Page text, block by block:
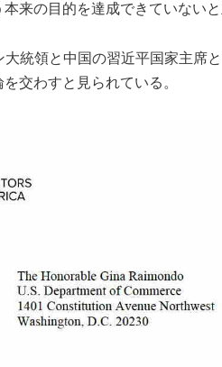
来の目的を達成できていないと
統領と中国の習近平国家主席
交わすと見られている。